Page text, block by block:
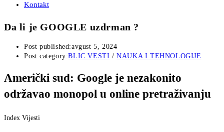
Kontakt
Da li je GOOGLE uzdrman ?
Post published:avgust 5, 2024
Post category:BLIC VESTI / NAUKA I TEHNOLOGIJE
Američki sud: Google je nezakonito
održavao monopol u online pretraživanju
Index Vijesti